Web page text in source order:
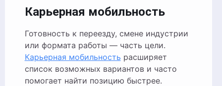
Карьерная мобильность
Готовность к переезду, смене индустрии
или формата работы — часть цели.
Карьерная мобильность расширяет
список возможных вариантов и часто
помогает найти позицию быстрее.